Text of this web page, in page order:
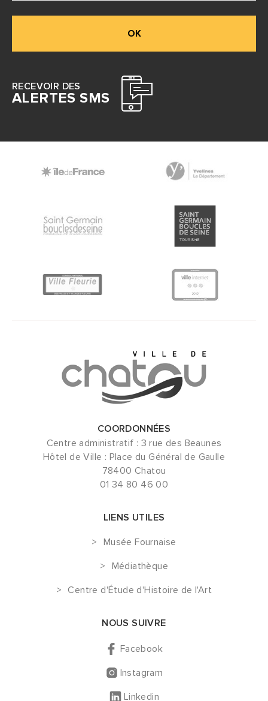
OK
RECEVOIR DES
ALERTES SMS
COORDONNÉES
Centre administratif : 3 rue des Beaunes
Hôtel de Ville : Place du Général de Gaulle
78400 Chatou
01 34 80 46 00
LIENS UTILES
Musée Fournaise
Médiathèque
Centre d'Étude d'Histoire de l'Art
NOUS SUIVRE
Facebook
Instagram
Linkedin